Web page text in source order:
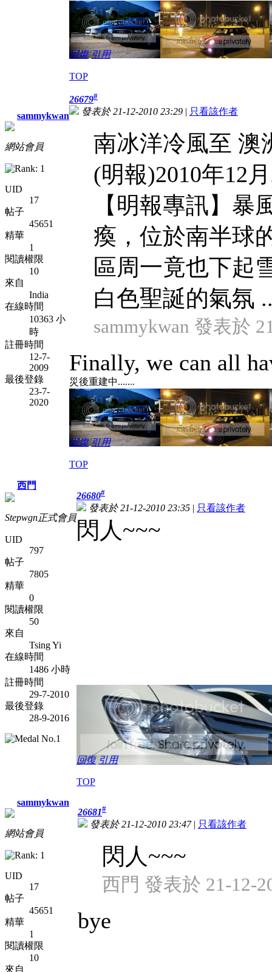
回復 引用
TOP
sammykwan
網站會員
UID
17
帖子
45651
精華
1
閱讀權限
10
來自
India
在線時間
10363 小
時
註冊時間
12-7-
2009
最後登錄
23-7-
2020
26679#
發表於 21-12-2010 23:29 | 只看該作者
南冰洋冷風至 澳
(明報)2010年12
【明報專訊】暴
瘓，位於南半球
區周一竟也下起
白色聖誕的氣氛
sammykwan 發表於
Finally, we can all
災後重建中.......
回復 引用
TOP
西門
Stepwgn正式會員
UID
797
帖子
7805
精華
0
閱讀權限
50
來自
Tsing Yi
在線時間
1486 小時
註冊時間
29-7-2010
最後登錄
28-9-2016
26680#
發表於 21-12-2010 23:35 | 只看該作者
閃人~~~
回復 引用
TOP
sammykwan
網站會員
UID
17
帖子
45651
精華
1
閱讀權限
10
來自
26681#
發表於 21-12-2010 23:47| 只看該作者
閃人~~~
西門 發表於 21-12-
bye